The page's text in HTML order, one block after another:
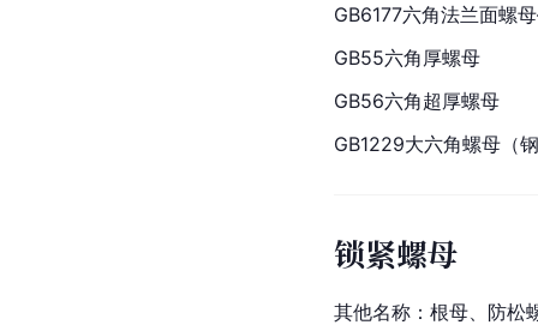
GB6177六角法兰面螺母
GB55六角厚螺母
GB56六角超厚螺母
GB1229大六角螺母（
锁紧螺母
其他名称：根母、防松